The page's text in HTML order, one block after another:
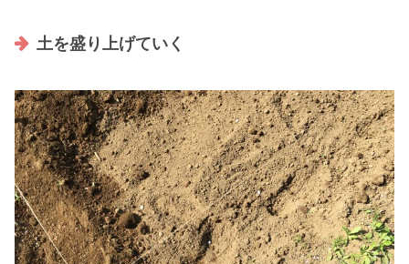
土を盛り上げていく